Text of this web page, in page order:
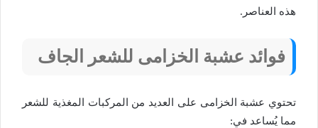
هذه العناصر.
فوائد عشبة الخزامى للشعر الجاف
تحتوي عشبة الخزامى على العديد من المركبات المغذية للشعر
مما يُساعد في: